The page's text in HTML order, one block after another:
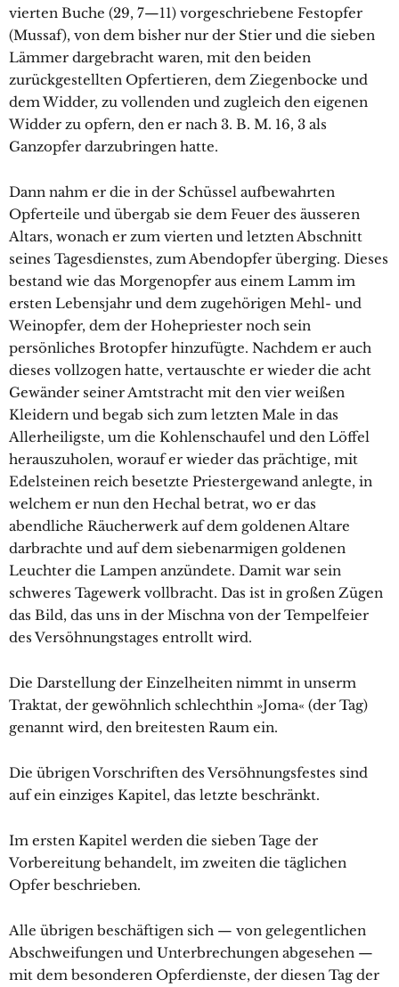
vierten Buche (29, 7—11) vorgeschriebene Festopfer
(Mussaf), von dem bisher nur der Stier und die sieben
Lämmer dargebracht waren, mit den beiden
zurückgestellten Opfertieren, dem Ziegenbocke und
dem Widder, zu vollenden und zugleich den eigenen
Widder zu opfern, den er nach 3. B. M. 16, 3 als
Ganzopfer darzubringen hatte.
Dann nahm er die in der Schüssel aufbewahrten
Opferteile und übergab sie dem Feuer des äusseren
Altars, wonach er zum vierten und letzten Abschnitt
seines Tagesdienstes, zum Abendopfer überging. Dieses
bestand wie das Morgenopfer aus einem Lamm im
ersten Lebensjahr und dem zugehörigen Mehl- und
Weinopfer, dem der Hohepriester noch sein
persönliches Brotopfer hinzufügte. Nachdem er auch
dieses vollzogen hatte, vertauschte er wieder die acht
Gewänder seiner Amtstracht mit den vier weißen
Kleidern und begab sich zum letzten Male in das
Allerheiligste, um die Kohlenschaufel und den Löffel
herauszuholen, worauf er wieder das prächtige, mit
Edelsteinen reich besetzte Priestergewand anlegte, in
welchem er nun den Hechal betrat, wo er das
abendliche Räucherwerk auf dem goldenen Altare
darbrachte und auf dem siebenarmigen goldenen
Leuchter die Lampen anzündete. Damit war sein
schweres Tagewerk vollbracht. Das ist in großen Zügen
das Bild, das uns in der Mischna von der Tempelfeier
des Versöhnungstages entrollt wird.
Die Darstellung der Einzelheiten nimmt in unserm
Traktat, der gewöhnlich schlechthin »Joma« (der Tag)
genannt wird, den breitesten Raum ein.
Die übrigen Vorschriften des Versöhnungsfestes sind
auf ein einziges Kapitel, das letzte beschränkt.
Im ersten Kapitel werden die sieben Tage der
Vorbereitung behandelt, im zweiten die täglichen
Opfer beschrieben.
Alle übrigen beschäftigen sich — von gelegentlichen
Abschweifungen und Unterbrechungen abgesehen —
mit dem besonderen Opferdienste, der diesen Tag der